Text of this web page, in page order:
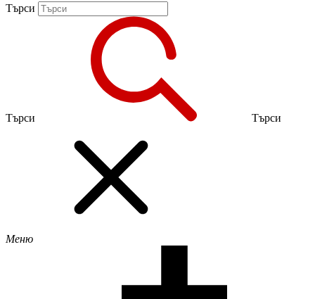
Търси
Търси Търси
Меню